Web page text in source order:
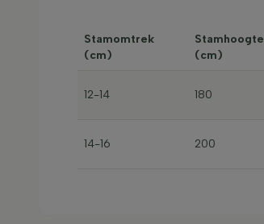
Stamomtrek
(cm)
Stamhoogte
(cm)
12-14 180
14-16 200